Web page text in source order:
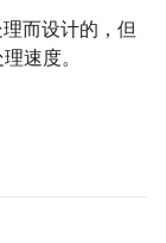
而设计的，但
速度。